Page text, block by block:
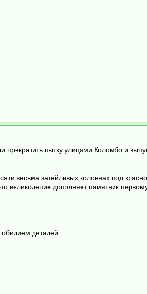
прекратить пытку улицами Коломбо и
весьма затейливых колоннах под
великолепие дополняет памятник
деталей